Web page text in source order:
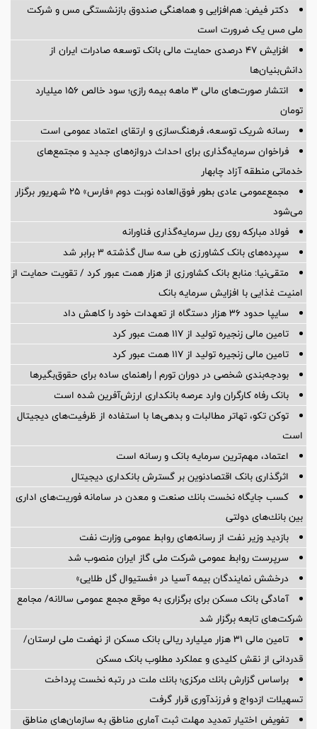
دکتر فیض: هم‌افزایی و هماهنگی صندوق بازنشستگی مس و شرکت
ملی مس یک ضرورت است
افزایش ۴۷ درصدی حمایت مالی بانک توسعه صادرات ایران از
دانش‌بنیان‌ها
انتشار صورت‌های مالی ۳ ماهه بیمه رازی؛ سود خالص ۱۵۶ میلیارد
تومان
رسانه شریک توسعه، فرهنگ‌سازی و ارتقای اعتماد عمومی است
فراخوان سرمایه‌گذاری برای احداث دروازه‌های جدید و مجتمع‌های
خدماتی منطقه آزاد چابهار
مجمع‌عمومی عادی بطور فوق‌العاده نوبت دوم «فارس» ۲۵ شهریور برگزار
می‌شود
فولاد مبارکه روی ریل سرمایه‌گذاری فناورانه
سپرده‌های بانک کشاورزی طی سه سال گذشته ۳ برابر شد
متقی‌نیا: منابع بانک کشاورزی از هزار همت عبور کرد / تقویت حمایت از
امنیت غذایی با افزایش سرمایه بانک
سایپا حدود ۳۶ هزار دستگاه از تعهدات خود را کاهش داد
تامین مالی زنجیره تولید از 117 همت عبور کرد
تامین مالی زنجیره تولید از 117 همت عبور کرد
بودجه‌بندی شخصی در دوران تورم | راهنمای ساده برای حقوق‌بگیرها
بانک رفاه کارگران وارد عرصه بانکداری ارزش‌آفرین شده است
توکن تکو، تهاتر مطالبات و بدهی‌ها با استفاده از ظرفیت‌های دیجیتال
است
اعتماد، مهم‌ترین سرمایه بانک و رسانه است
اثرگذاری بانک اقتصادنوین بر گسترش بانکداری دیجیتال
كسب جایگاه نخست بانك صنعت و معدن در سامانه فوریت‌های اداری
بین بانك‌های دولتی
بازدید وزیر نفت از رسانه‌های روابط عمومی وزارت نفت
سرپرست روابط عمومی شركت ملی گاز ایران منصوب شد
درخشش نمایندگان بیمه آسیا در «فستیوال گل طلایی»
آمادگی بانک مسکن برای برگزاری به موقع مجمع عمومی سالانه/ مجامع
شرکت‌های تابعه برگزار شد
تامین مالی ۳۱ هزار میلیارد ریالی بانک مسکن از نهضت ملی لرستان/
قدردانی از نقش کلیدی و عملکرد مطلوب بانک مسکن
براساس گزارش بانك مركزی؛ بانك ملت در رتبه نخست پرداخت
تسهیلات ازدواج و فرزندآوری قرار گرفت
تفویض اختیار تمدید مهلت ثبت آماری مناطق به سازمان‌های مناطق